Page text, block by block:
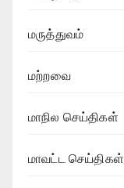
மருத்துவம்
மற்றவை
மாநில செய்திகள்
மாவட்ட செய்திகள்